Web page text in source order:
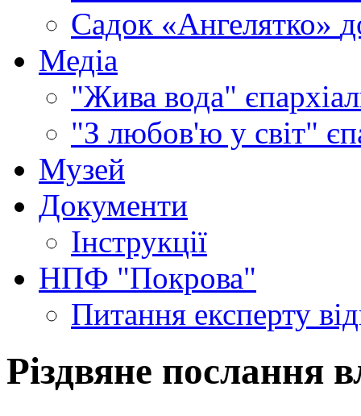
Садок «Ангелятко»
Медіа
"Жива вода"
"З любов'ю у світ"
Музей
Документи
Інструкції
НПФ "Покрова"
Питання експерту
Різдвяне послання